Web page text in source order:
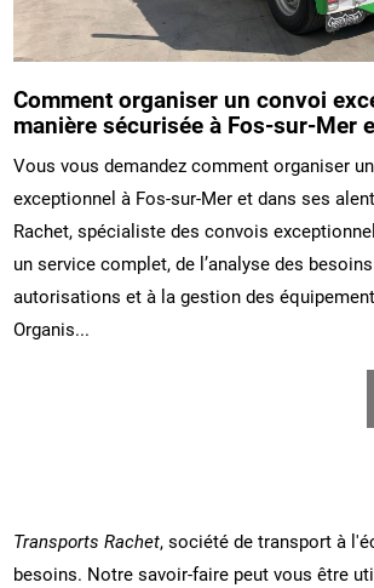
Comment organiser un convoi
manière sécurisée à Fos-sur-Mer
Vous vous demandez comment organiser
exceptionnel à Fos-sur-Mer et dans ses
Rachet, spécialiste des convois
un service complet, de l’analyse des
autorisations et à la gestion des
Organis...
Transports Rachet, société de transport à
besoins. Notre savoir-faire peut vous être